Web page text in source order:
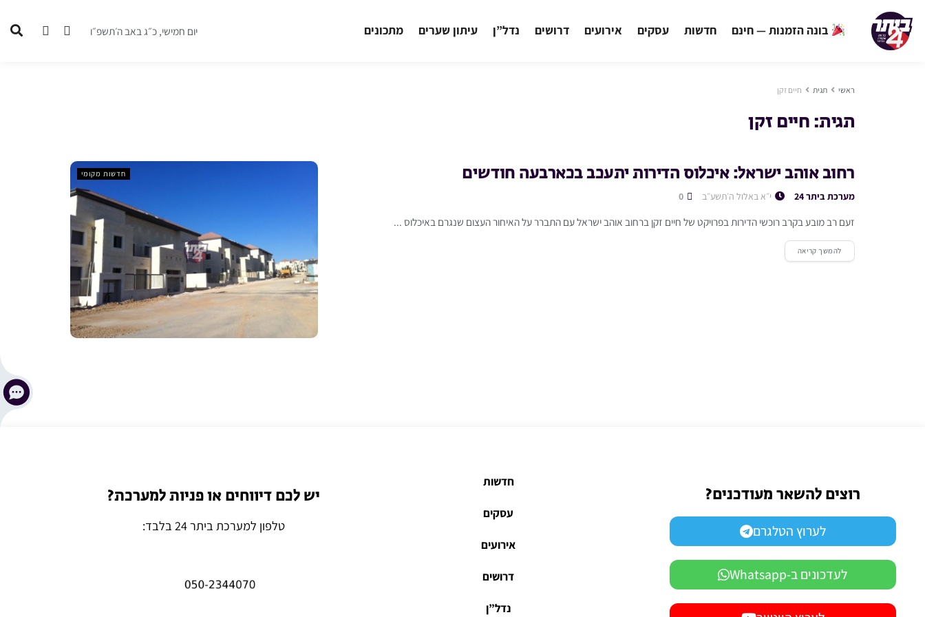
בונה הזמנות — חינם חדשות עסקים אירועים דרושים נדל”ן עיתון שערים מתכונים יום חמישי, כ״ג באב ה׳תשפ״ו
ראשי תגית חיים זקן
תגית: חיים זקן
חדשות מקומי רחוב אוהב ישראל: איכלוס הדירות יתעכב בכארבעה חודשים
מערכת ביתר 24 י״א באלול ה׳תשע״ב
זעם רב מובע בקרב רוכשי הדירות בפרויקט של חיים זקן ברחוב אוהב ישראל עם התברר על האיחור העצום שנגרם באיכלוס ...
להמשך קריאה
רוצים להשאר מעודכנים?
לערוץ הטלגרם
לעדכונים ב-Whatsapp
חדשות
עסקים
אירועים
דרושים
נדל”ן
יש לכם דיווחים או פניות למערכת?
טלפון למערכת ביתר 24 בלבד: